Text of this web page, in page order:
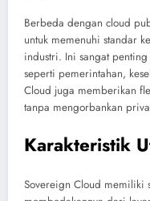
Berbeda dengan cloud
untuk memenuhi standar
industri. Ini sangat
seperti pemerintahan,
Cloud juga memberikan
tanpa mengorbankan
Karakteristik
Sovereign Cloud memiliki